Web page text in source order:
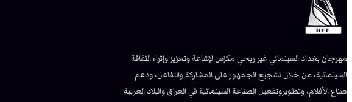
مهرجان بغداد السينمائي غير ربحي مكرّس لإشاعة وتعزيز وإثراء الثقافة
السينمائية، من خلال تشجيع الجمهور على المشاركة والتفاعل، ودعم
صناع الأفلام، وتطويروتفعيل الصناعة السينمائية في العراق والبلاد العربية